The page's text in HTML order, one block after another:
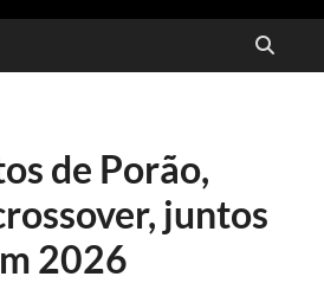
de Porão,
juntos
2026